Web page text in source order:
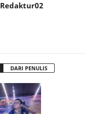
Redaktur02
DARI PENULIS